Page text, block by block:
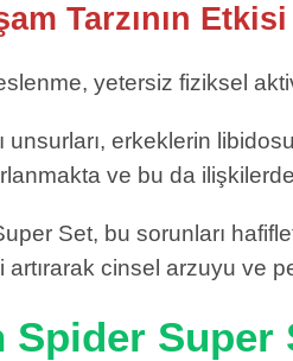
Tarzının Etkisi
yetersiz fiziksel
unsurları, erkeklerin
ve bu da
Set, bu sorunları
cinsel arzuyu ve
Super